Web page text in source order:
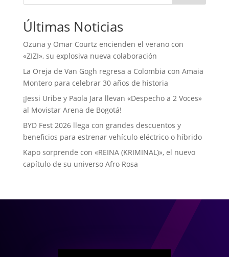
Últimas Noticias
Ozuna y Omar Courtz encienden el verano con
«ZIZI», su explosiva nueva colaboración
La Oreja de Van Gogh regresa a Colombia con Amaia
Montero para celebrar 30 años de historia
¡Jessi Uribe y Paola Jara llevan «Despecho a 2 Voces»
al Movistar Arena de Bogotá!
BYD Fest 2026 llega con grandes descuentos y
beneficios para estrenar vehículo eléctrico o híbrido
Kapo sorprende con «REINA (KRIMINAL)», el nuevo
capítulo de su universo Afro Rosa